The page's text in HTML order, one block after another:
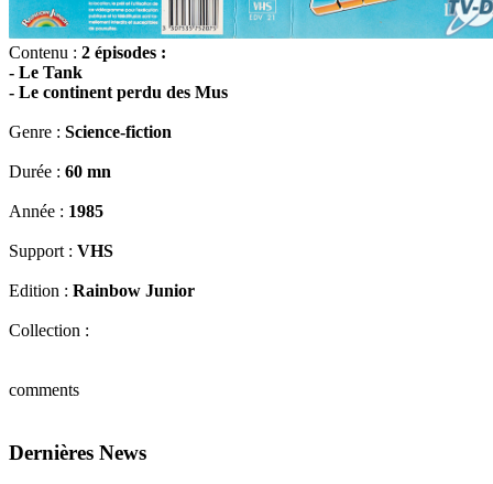
Contenu : 2 épisodes :
- Le Tank
- Le continent perdu des Mus
Genre : Science-fiction
Durée : 60 mn
Année : 1985
Support : VHS
Edition : Rainbow Junior
Collection :
comments
Dernières News